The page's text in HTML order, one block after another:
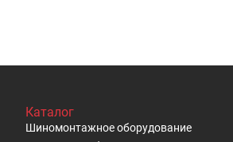
Каталог
Шиномонтажное оборудование